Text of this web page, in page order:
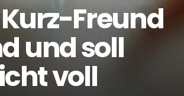
Freund
und soll
voll